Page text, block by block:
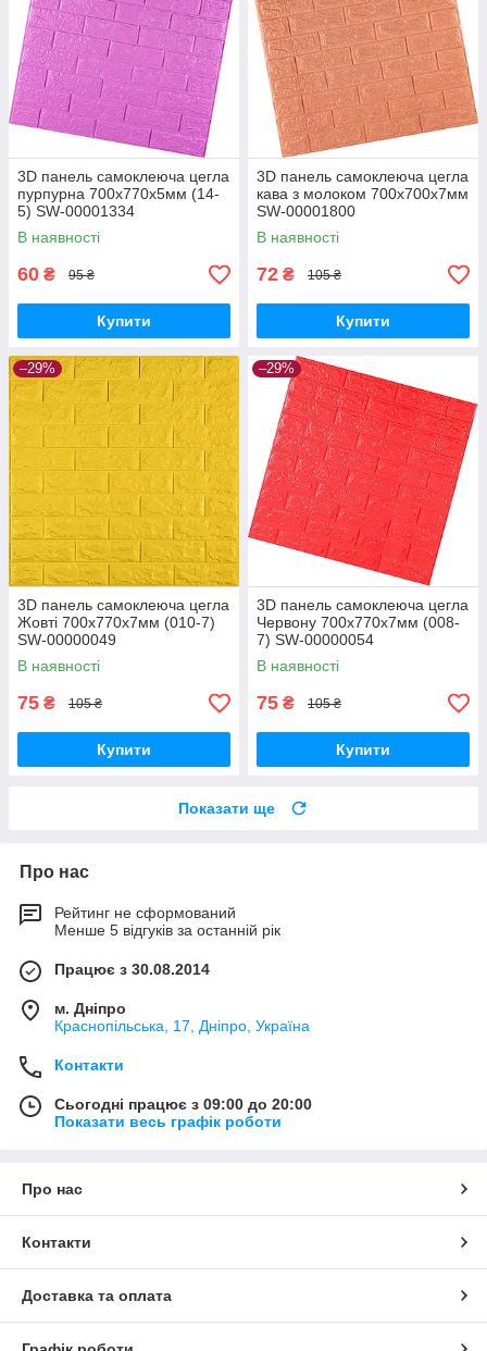
3D панель самоклеюча цегла
пурпурна 700х770х5мм (14-
5) SW-00001334
В наявності
60 ₴ 95 ₴
Купити
3D панель самоклеюча цегла
кава з молоком 700x700x7мм
SW-00001800
В наявності
72 ₴ 105 ₴
Купити
–29%
3D панель самоклеюча цегла
Жовті 700х770х7мм (010-7)
SW-00000049
В наявності
75 ₴ 105 ₴
Купити
–29%
3D панель самоклеюча цегла
Червону 700х770х7мм (008-
7) SW-00000054
В наявності
75 ₴ 105 ₴
Купити
Показати ще
Про нас
Рейтинг не сформований
Менше 5 відгуків за останній рік
Працює з 30.08.2014
м. Дніпро
Краснопільська, 17, Дніпро, Україна
Контакти
Сьогодні працює з 09:00 до 20:00
Показати весь графік роботи
Про нас
Контакти
Доставка та оплата